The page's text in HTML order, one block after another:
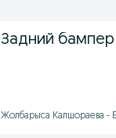
Задний бампер
Жолбарыса Калшораева -